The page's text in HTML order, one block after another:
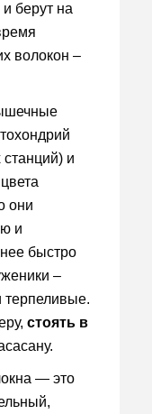
берут на
волокон –
станций) и
они
и
быстро
–
стоять в
— это